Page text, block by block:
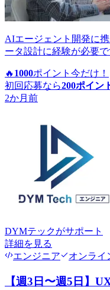
AIエージェント開発に
ータ設計に経験が必要で
🔥 1000ポイント 今だけ！
初回応募なら200ポイン
2か月前
DYMテックがサポート
詳細を見る
エンジニア
オンライ
【週3日〜週5日】